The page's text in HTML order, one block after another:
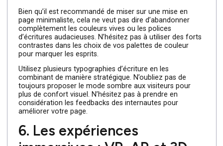
vibrant et ludique.
Pensez à des transitions harmonieuses entre les pages,
des éléments interactifs qui réagissent selon les gestes
de scroll des visiteurs, une mise en scène de storytelling
bien pensée. Faites attention toutefois à ne pas abuser
des animations, car cela pourrait ralentir votre page et
nuire à l’expérience utilisateur.
5. Les couleurs et la
typographie en 2025 :
audace maîtrisée